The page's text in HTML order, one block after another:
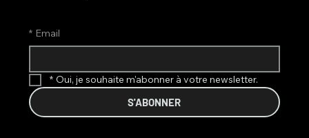
* Email
* Oui, je souhaite m'abonner à votre newsletter.
S'ABONNER